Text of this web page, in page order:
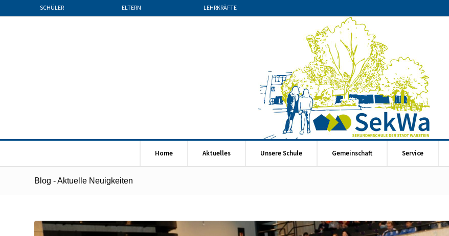
SCHÜLER ELTERN LEHRKRÄFTE
Home Aktuelles Unsere Schule Gemeinschaft Service
Blog - Aktuelle Neuigkeiten